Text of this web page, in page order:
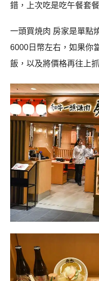
錯，上次吃是吃午餐套
一頭買焼肉 房家是單點
6000日幣左右，如果你
飯，以及將價格再往上